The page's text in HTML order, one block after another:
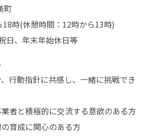
町
時(休憩時間：12時から13時)
日、年末年始休日等
行動指針に共感し、一緒に挑戦でき
者と積極的に交流する意欲のある方
育成に関心のある方